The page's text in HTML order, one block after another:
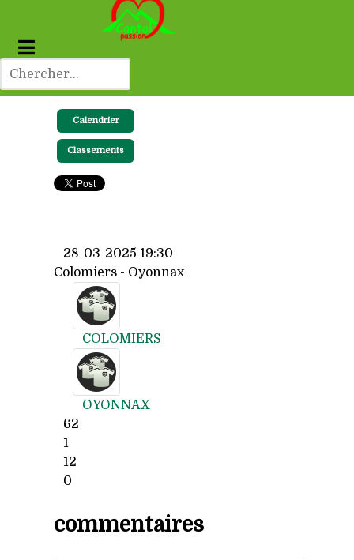
Calendrier
Classements
28-03-2025 19:30
Colomiers - Oyonnax
COLOMIERS
OYONNAX
62
1
12
0
commentaires